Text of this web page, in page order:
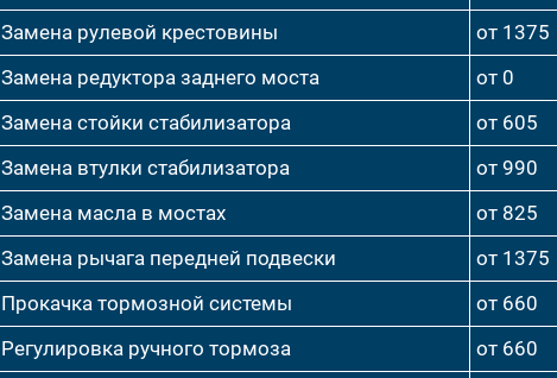
Замена рулевой крестовины
от 1375
Замена редуктора заднего моста
от 0
Замена стойки стабилизатора
от 605
Замена втулки стабилизатора
от 990
Замена масла в мостах
от 825
Замена рычага передней подвески
от 1375
Прокачка тормозной системы
от 660
Регулировка ручного тормоза
от 660